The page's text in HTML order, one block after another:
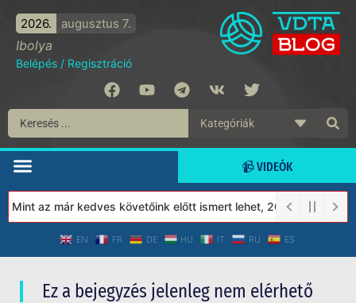
2026. augusztus 7.
Ibolya
Belépés / Regisztráció
📹 VIDEÓK
az már kedves követőink előtt ismert lehet, 2023-tól a Védett
EN FR DE HU IT RU ES
Ez a bejegyzés jelenleg nem elérhető